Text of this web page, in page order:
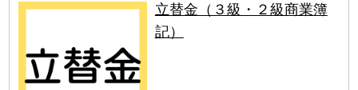
立替金（３級・２級商業簿
記）